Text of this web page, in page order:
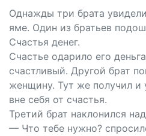
Однажды три брата
яме. Один из братьев
Счастья денег.
Счастье одарило его
счастливый. Другой брат
женщину. Тут же получил и
вне себя от счастья.
Третий брат наклонился
— Что тебе нужно?